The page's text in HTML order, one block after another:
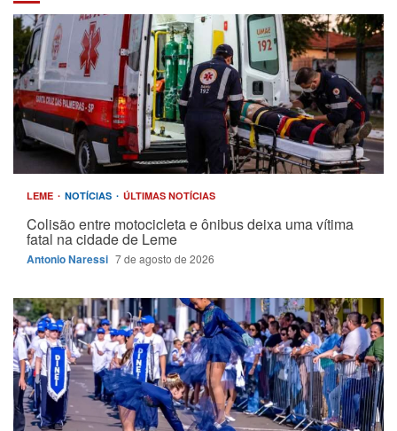
LEME NOTÍCIAS ÚLTIMAS NOTÍCIAS
Colisão entre motocicleta e ônibus deixa uma vítima
fatal na cidade de Leme
Antonio Naressi 7 de agosto de 2026